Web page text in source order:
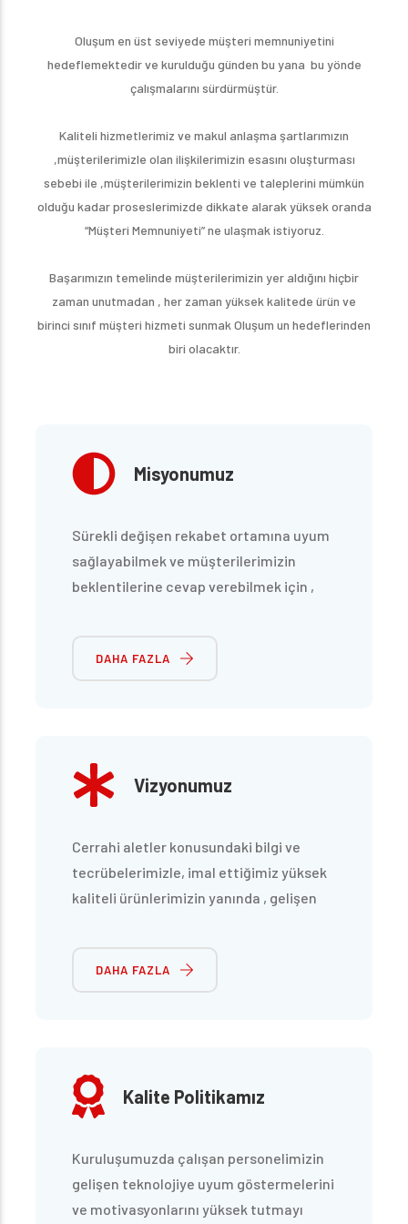
Oluşum en üst seviyede müşteri memnuniyetini
hedeflemektedir ve kurulduğu günden bu yana bu yönde
çalışmalarını sürdürmüştür.
Kaliteli hizmetlerimiz ve makul anlaşma şartlarımızın
,müşterilerimizle olan ilişkilerimizin esasını oluşturması
sebebi ile ,müşterilerimizin beklenti ve taleplerini mümkün
olduğu kadar proseslerimizde dikkate alarak yüksek oranda
“Müşteri Memnuniyeti” ne ulaşmak istiyoruz.
Başarımızın temelinde müşterilerimizin yer aldığını hiçbir
zaman unutmadan , her zaman yüksek kalitede ürün ve
birinci sınıf müşteri hizmeti sunmak Oluşum un hedeflerinden
biri olacaktır.
Misyonumuz
Sürekli değişen rekabet ortamına uyum
sağlayabilmek ve müşterilerimizin
beklentilerine cevap verebilmek için ,
aldığı,teknolojik gelişmeleri,metotları ve
kaliteli hammaddeyi imalat sürecinde
DAHA FAZLA
Vizyonumuz
Cerrahi aletler konusundaki bilgi ve
tecrübelerimizle, imal ettiğimiz yüksek
kaliteli ürünlerimizin yanında , gelişen
de ürün yelpazemizle birleştirerek, yurt
dışına “ know how” transferi
DAHA FAZLA
Kalite Politikamız
Kuruluşumuzda çalışan personelimizin
gelişen teknolojiye uyum göstermelerini
ve motivasyonlarını yüksek tutmayı